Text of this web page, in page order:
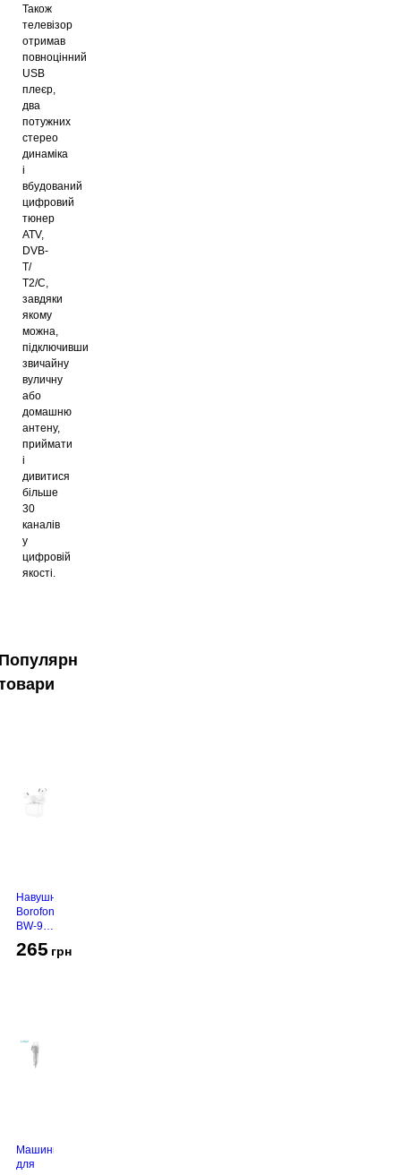
Також
телевізор
отримав
повноцінний
USB
плеєр,
два
потужних
стерео
динаміка
і
вбудований
цифровий
тюнер
ATV,
DVB-
Т/
Т2/C,
завдяки
якому
можна,
підключивши
звичайну
вуличну
або
домашню
антену,
приймати
і
дивитися
більше
30
каналів
у
цифровій
якості.
Навушники
Borofone
BW-94
White
265 грн
Машинка
для